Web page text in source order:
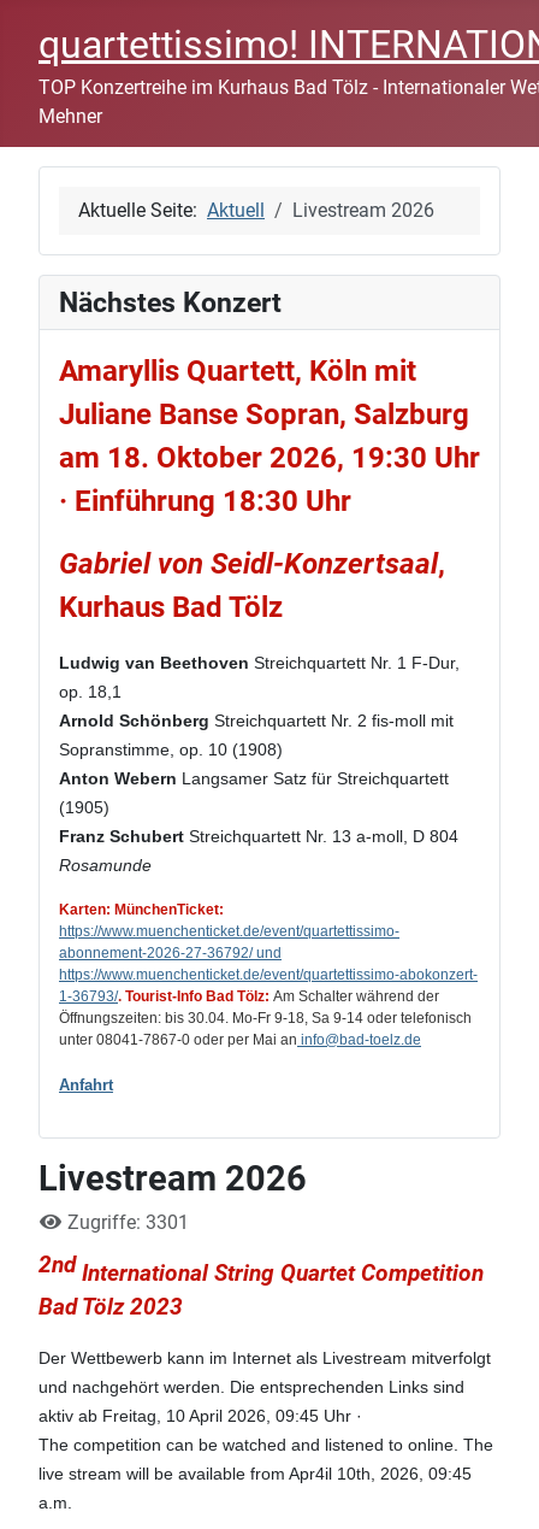
quartettissimo!
TOP Konzertreihe im Kurhaus Bad Tölz - Internationaler
Mehner
Aktuelle Seite: Aktuell Livestream 2026
Nächstes Konzert
Amaryllis Quartett, Köln mit
Juliane Banse Sopran, Salzburg
am 18. Oktober 2026, 19:30 Uhr
· Einführung 18:30 Uhr
Gabriel von Seidl-Konzertsaal,
Kurhaus Bad Tölz
Ludwig van Beethoven Streichquartett Nr. 1 F-Dur,
op. 18,1
Arnold Schönberg Streichquartett Nr. 2 fis-moll mit
Sopranstimme, op. 10 (1908)
Anton Webern Langsamer Satz für Streichquartett
(1905)
Franz Schubert Streichquartett Nr. 13 a-moll, D 804
Rosamunde
Karten: MünchenTicket:
https://www.muenchenticket.de/event/quartettissimo-
abonnement-2026-27-36792/ und
https://www.muenchenticket.de/event/quartettissimo-abokonzert-
1-36793/. Tourist-Info Bad Tölz: Am Schalter während der
Öffnungszeiten: bis 30.04. Mo-Fr 9-18, Sa 9-14 oder telefonisch
unter 08041-7867-0 oder per Mai an info@bad-toelz.de
Anfahrt
Livestream 2026
Zugriffe: 3301
2nd International String Quartet Competition
Bad Tölz 2023
Der Wettbewerb kann im Internet als Livestream mitverfolgt
und nachgehört werden. Die entsprechenden Links sind
aktiv ab Freitag, 10 April 2026, 09:45 Uhr ·
The competition can be watched and listened to online. The
live stream will be available from Apr4il 10th, 2026, 09:45
a.m.